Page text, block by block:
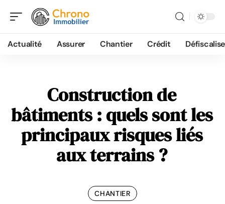
Actualité Assurer Chantier Crédit
Construction de
bâtiments : quels sont les
principaux risques liés
aux terrains ?
CHANTIER